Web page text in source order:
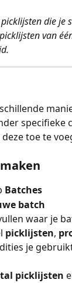
die je
van
specifieke
toe te
Batches
batch
waar je
picklijsten,
je
picklijsten